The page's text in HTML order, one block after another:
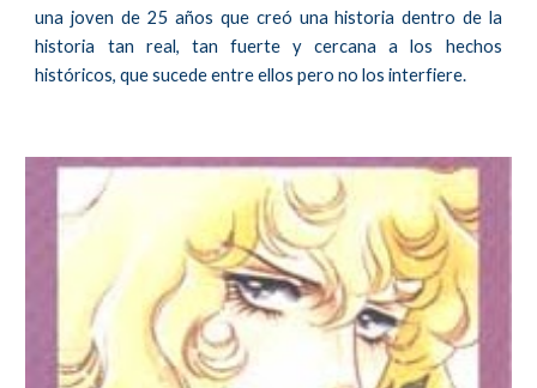
una joven de 25 años que creó una historia dentro de la
historia tan real, tan fuerte y cercana a los hechos
históricos, que sucede entre ellos pero no los interfiere.